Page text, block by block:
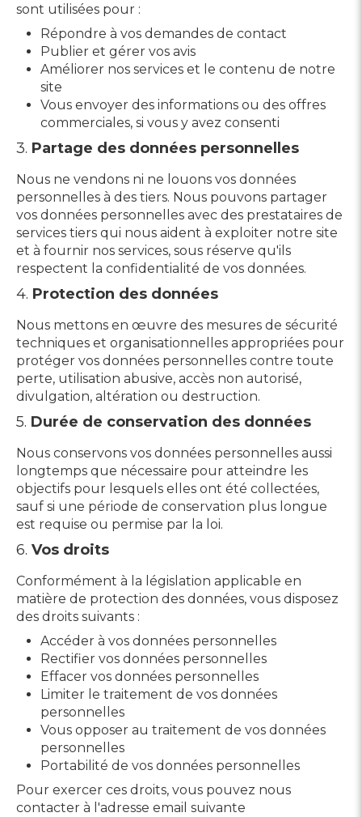
sont utilisées pour :
Répondre à vos demandes de contact
Publier et gérer vos avis
Améliorer nos services et le contenu de notre
site
Vous envoyer des informations ou des offres
commerciales, si vous y avez consenti
3. Partage des données personnelles
Nous ne vendons ni ne louons vos données
personnelles à des tiers. Nous pouvons partager
vos données personnelles avec des prestataires de
services tiers qui nous aident à exploiter notre site
et à fournir nos services, sous réserve qu'ils
respectent la confidentialité de vos données.
4. Protection des données
Nous mettons en œuvre des mesures de sécurité
techniques et organisationnelles appropriées pour
protéger vos données personnelles contre toute
perte, utilisation abusive, accès non autorisé,
divulgation, altération ou destruction.
5. Durée de conservation des données
Nous conservons vos données personnelles aussi
longtemps que nécessaire pour atteindre les
objectifs pour lesquels elles ont été collectées,
sauf si une période de conservation plus longue
est requise ou permise par la loi.
6. Vos droits
Conformément à la législation applicable en
matière de protection des données, vous disposez
des droits suivants :
Accéder à vos données personnelles
Rectifier vos données personnelles
Effacer vos données personnelles
Limiter le traitement de vos données
personnelles
Vous opposer au traitement de vos données
personnelles
Portabilité de vos données personnelles
Pour exercer ces droits, vous pouvez nous
contacter à l'adresse email suivante